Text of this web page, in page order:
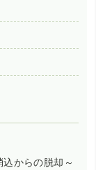
からの脱却～